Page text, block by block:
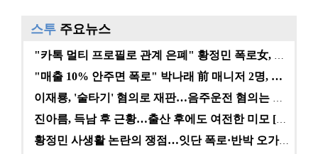
스투 주요뉴스
"카톡 멀티 프로필로 관계 은폐" 황정민 폭로女, 문자…
"매출 10% 안주면 폭로" 박나래 前 매니저 2명, …
이재룡, '술타기' 혐의로 재판…음주운전 혐의는 미적용…
진아름, 득남 후 근황…출산 후에도 여전한 미모 [스타…
황정민 사생활 논란의 쟁점…잇단 폭로·반박 오가는 소모…